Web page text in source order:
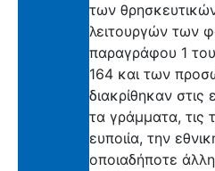
των
λειτουργών των
παραγράφου 1
164 και των
διακρίθηκαν στις
τα γράμματα, τις
ευποιία, την
οποιαδήποτε